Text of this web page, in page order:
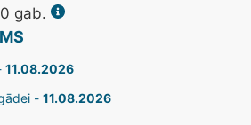
gab.
11.08.2026
- 11.08.2026